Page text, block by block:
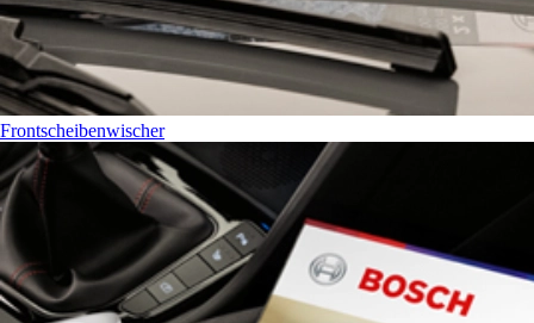
Frontscheibenwischer